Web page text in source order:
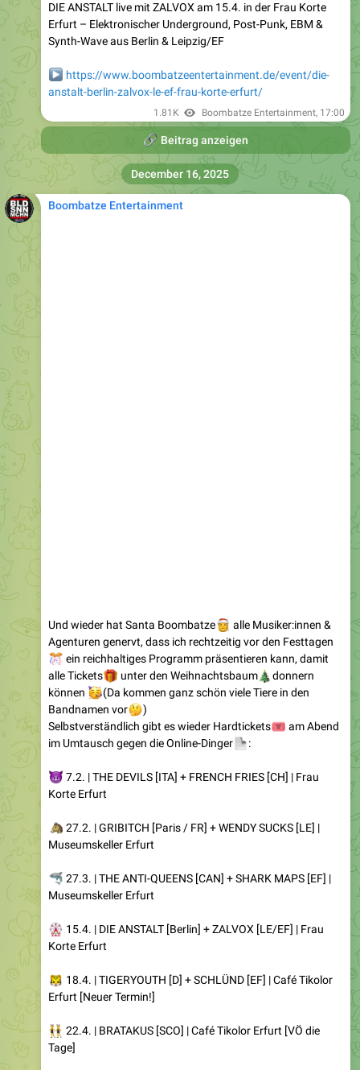
DIE ANSTALT live mit ZALVOX am 15.4. in der Frau Korte
Erfurt – Elektronischer Underground, Post-Punk, EBM &
Synth-Wave aus Berlin & Leipzig/EF
https://www.boombatzeentertainment.de/event/die-
anstalt-berlin-zalvox-le-ef-frau-korte-erfurt/
1.81K Boombatze Entertainment, 17:00
🔗Beitrag anzeigen
Boombatze Entertainment
Und wieder hat Santa Boombatze
🎅alle Musiker:innen &
Agenturen genervt, dass ich rechtzeitig vor den Festtagen
ein reichhaltiges Programm präsentieren kann, damit
alle Tickets
unter den Weihnachtsbaum
🎄donnern
können
(Da kommen ganz schön viele Tiere in den
Bandnamen vor
🤔
)
Selbstverständlich gibt es wieder Hardtickets
🎟️am Abend
im Umtausch gegen die Online-Dinger
📄
:
7.2. | THE DEVILS [ITA] + FRENCH FRIES [CH] | Frau
Korte Erfurt
27.2. | GRIBITCH [Paris / FR] + WENDY SUCKS [LE] |
Museumskeller Erfurt
27.3. | THE ANTI-QUEENS [CAN] + SHARK MAPS [EF] |
Museumskeller Erfurt
15.4. | DIE ANSTALT [Berlin] + ZALVOX [LE/EF] | Frau
Korte Erfurt
18.4. | TIGERYOUTH [D] + SCHLÜND [EF] | Café Tikolor
Erfurt [Neuer Termin!]
22.4. | BRATAKUS [SCO] | Café Tikolor Erfurt [VÖ die
Tage]
December 16, 2025